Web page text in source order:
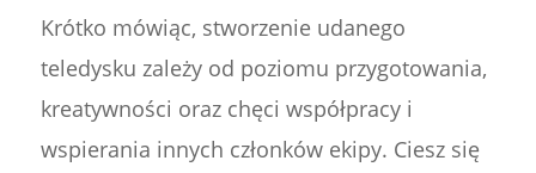
Krótko mówiąc, stworzenie udanego
teledysku zależy od poziomu przygotowania,
kreatywności oraz chęci współpracy i
wspierania innych członków ekipy. Ciesz się